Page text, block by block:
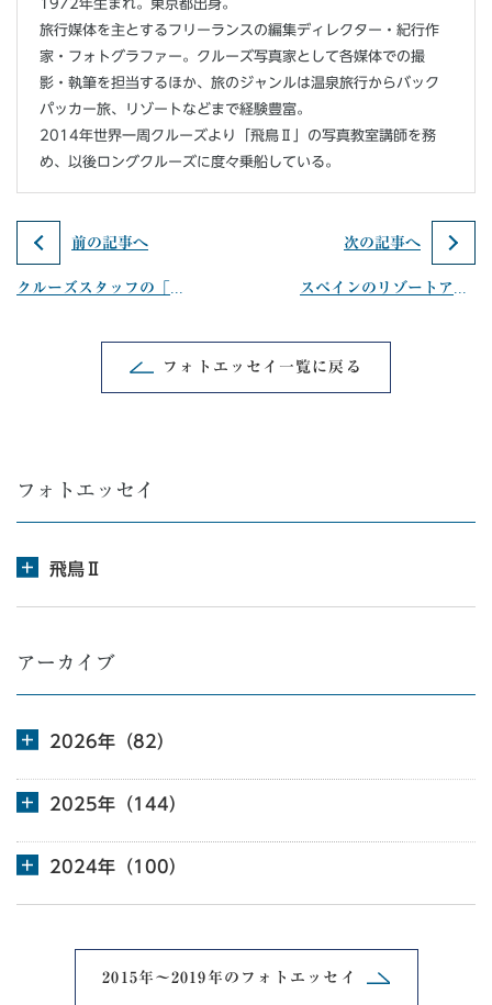
フォトエッセイ
飛鳥Ⅱ
アーカイブ
2026年（82）
2025年（144）
2024年（100）
2015年～2019年の フォトエッセイ
1972年生まれ。東京都出身。
旅行媒体を主とするフリーランスの編集ディレクター・紀行作
家・フォトグラファー。クルーズ写真家として各媒体での撮
影・執筆を担当するほか、旅のジャンルは温泉旅行からバック
パッカー旅、リゾートなどまで経験豊富。
2014年世界一周クルーズより「飛鳥Ⅱ」の写真教室講師を務
め、以後ロングクルーズに度々乗船している。
前の記事へ 次の記事へ
フォトエッセイ一覧に戻る